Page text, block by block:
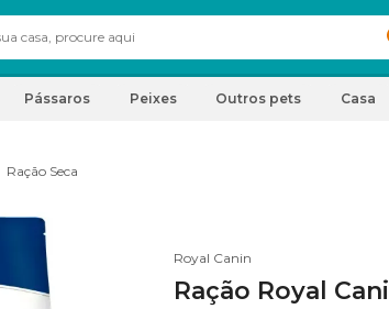
Pássaros Peixes Outros pets Casa
Ração Seca
Royal Canin
Ração Royal